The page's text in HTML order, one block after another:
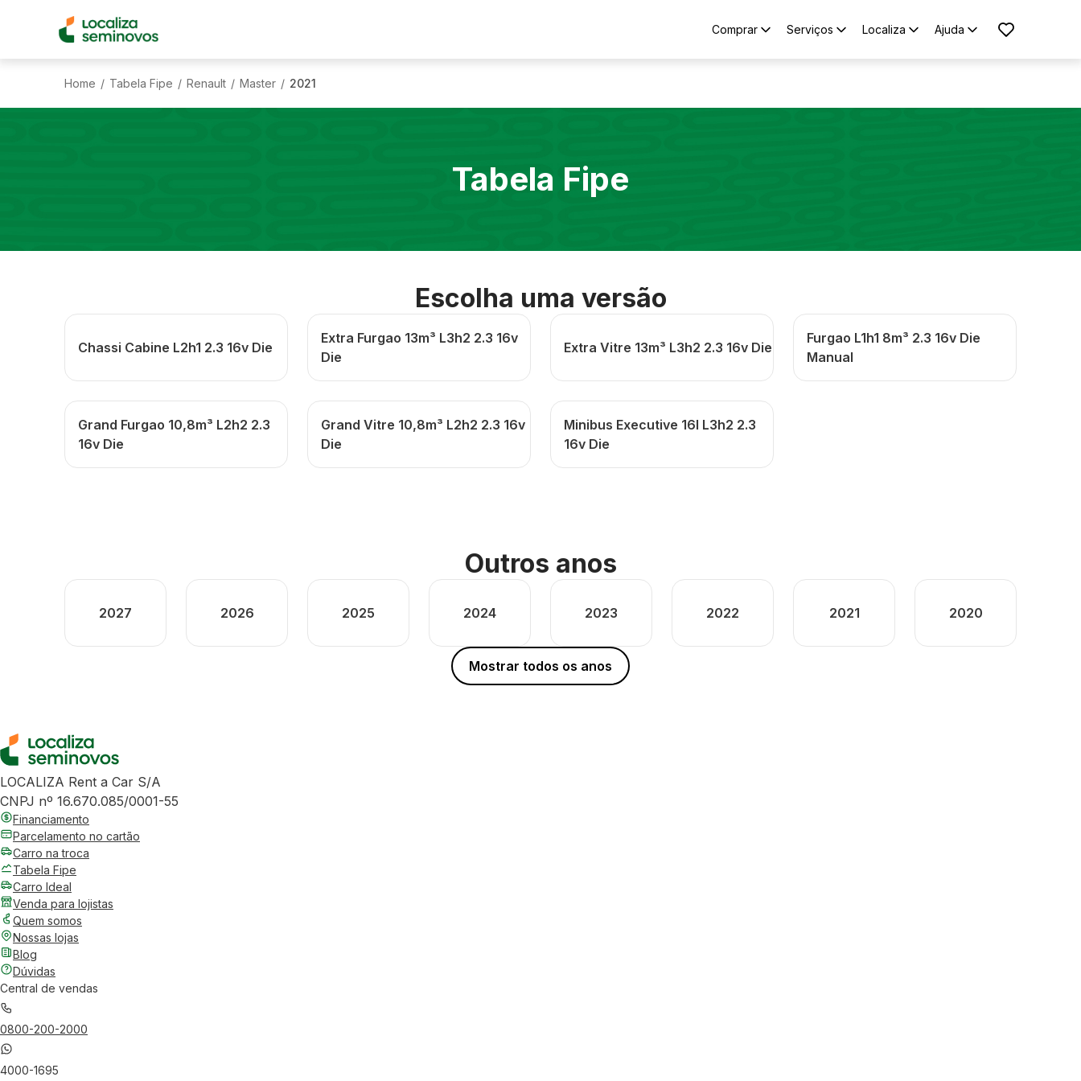
Comprar Serviços Localiza Ajuda
Home / Tabela Fipe / Renault / Master / 2021
Tabela Fipe
Escolha uma versão
Chassi Cabine L2h1 2.3 16v Die
Extra Furgao 13m³ L3h2 2.3 16v
Die
Extra Vitre 13m³ L3h2 2.3 16v Die
Furgao L1h1 8m³ 2.3 16v Die
Manual
Grand Furgao 10,8m³ L2h2 2.3
16v Die
Grand Vitre 10,8m³ L2h2 2.3 16v
Die
Minibus Executive 16l L3h2 2.3
16v Die
Outros anos
2027 2026 2025 2024 2023 2022 2021 2020
Mostrar todos os anos
LOCALIZA Rent a Car S/A
CNPJ nº 16.670.085/0001-55
Financiamento
Parcelamento no cartão
Carro na troca
Tabela Fipe
Carro Ideal
Venda para lojistas
Quem somos
Nossas lojas
Blog
Dúvidas
Central de vendas
0800-200-2000
4000-1695